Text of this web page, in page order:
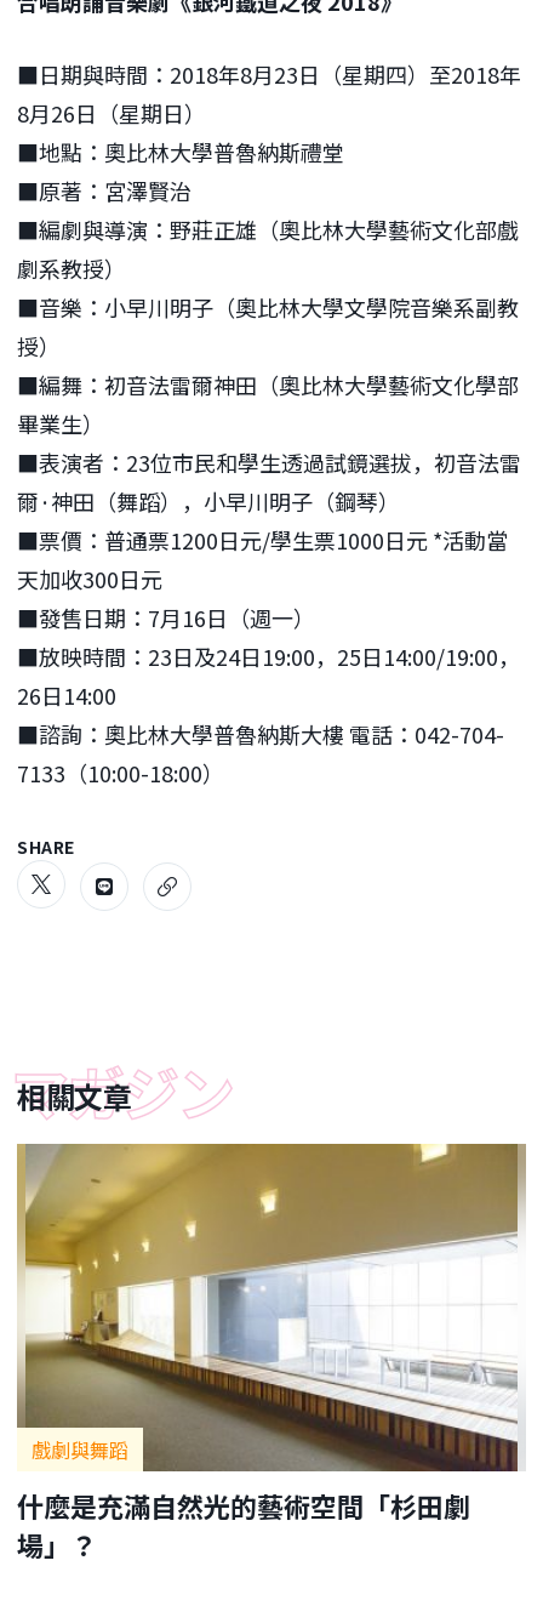
■日期與時間：2018年8月23日（星期四）至2018年
8月26日（星期日）
■地點：奧比林大學普魯納斯禮堂
■原著：宮澤賢治
■編劇與導演：野莊正雄（奧比林大學藝術文化部戲
劇系教授）
■音樂：小早川明子（奧比林大學文學院音樂系副教
授）
■編舞：初音法雷爾神田（奧比林大學藝術文化學部
畢業生）
■表演者：23位市民和學生透過試鏡選拔，初音法雷
爾·神田（舞蹈），小早川明子（鋼琴）
■票價：普通票1200日元/學生票1000日元 *活動當
天加收300日元
■發售日期：7月16日（週一）
■放映時間：23日及24日19:00，25日14:00/19:00，
26日14:00
■諮詢：奧比林大學普魯納斯大樓 電話：042-704-
7133（10:00-18:00）
SHARE
相關文章
戲劇與舞蹈
什麼是充滿自然光的藝術空間「杉田劇
場」？